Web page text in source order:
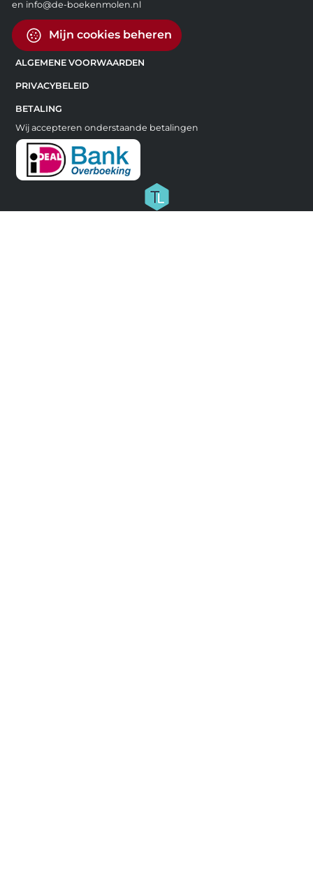
en info@de-boekenmolen.nl
Mijn cookies beheren
ALGEMENE VOORWAARDEN
PRIVACYBELEID
BETALING
Wij accepteren onderstaande betalingen